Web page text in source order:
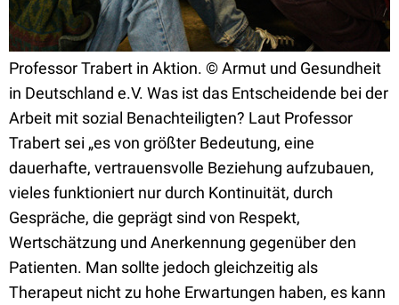
Professor Trabert in Aktion. © Armut und Gesundheit
in Deutschland e.V. Was ist das Entscheidende bei der
Arbeit mit sozial Benachteiligten? Laut Professor
Trabert sei „es von größter Bedeutung, eine
dauerhafte, vertrauensvolle Beziehung aufzubauen,
vieles funktioniert nur durch Kontinuität, durch
Gespräche, die geprägt sind von Respekt,
Wertschätzung und Anerkennung gegenüber den
Patienten. Man sollte jedoch gleichzeitig als
Therapeut nicht zu hohe Erwartungen haben, es kann